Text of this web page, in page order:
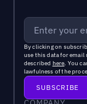
By clicking on
use this data for email
described here. You
lawfulness of the